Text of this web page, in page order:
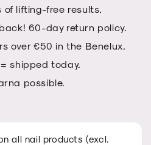
of lifting-free results.
60-day return policy.
over €50 in the Benelux.
shipped today.
possible.
all nail products (excl.